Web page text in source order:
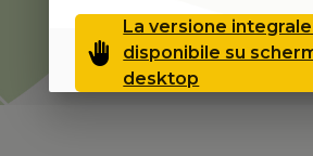
back_hand
La versione
disponibile su
desktop